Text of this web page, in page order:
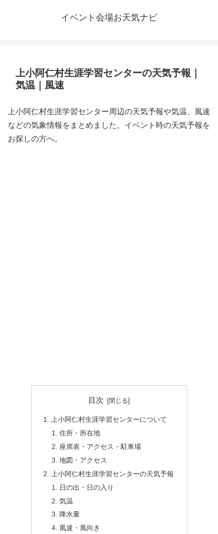
イベント会場お天気ナビ
上小阿仁村生涯学習センターの天気予報｜
気温｜風速
上小阿仁村生涯学習センター周辺の天気予報や気温、風速
などの気象情報をまとめました。イベント時の天気予報を
お探しの方へ。
目次
上小阿仁村生涯学習センターについて
住所・所在地
座席表・アクセス・駐車場
地図・アクセス
上小阿仁村生涯学習センターの天気予報
日の出・日の入り
気温
降水量
風速・風向き